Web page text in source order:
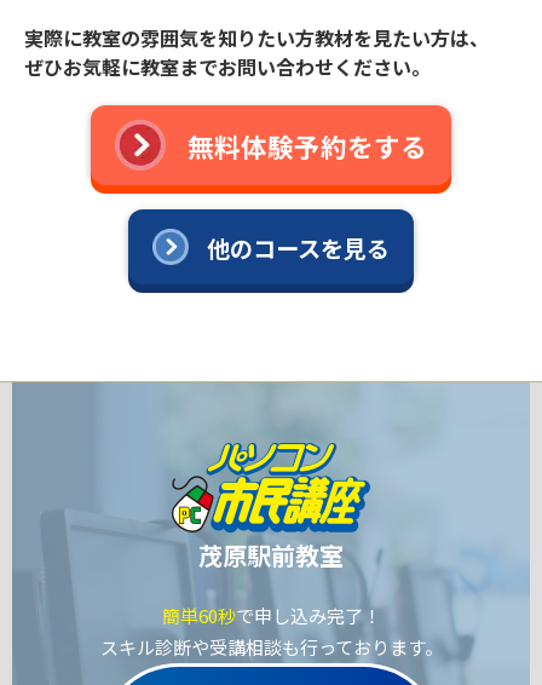
実際に教室の雰囲気を知りたい方教材を見たい方は、
ぜひお気軽に教室までお問い合わせください。
無料体験予約をする
他のコースを見る
茂原駅前教室
簡単60秒で申し込み完了！
スキル診断や受講相談も行っております。